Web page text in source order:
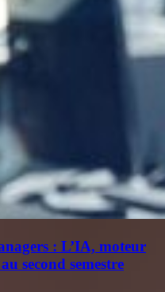
: L’IA, moteur
second semestre